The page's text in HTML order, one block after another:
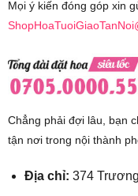
Mọi ý kiến đóng góp xin
Chẳng phải đợi lâu, bạn
tận nơi trong nội thành
Địa chỉ: 374